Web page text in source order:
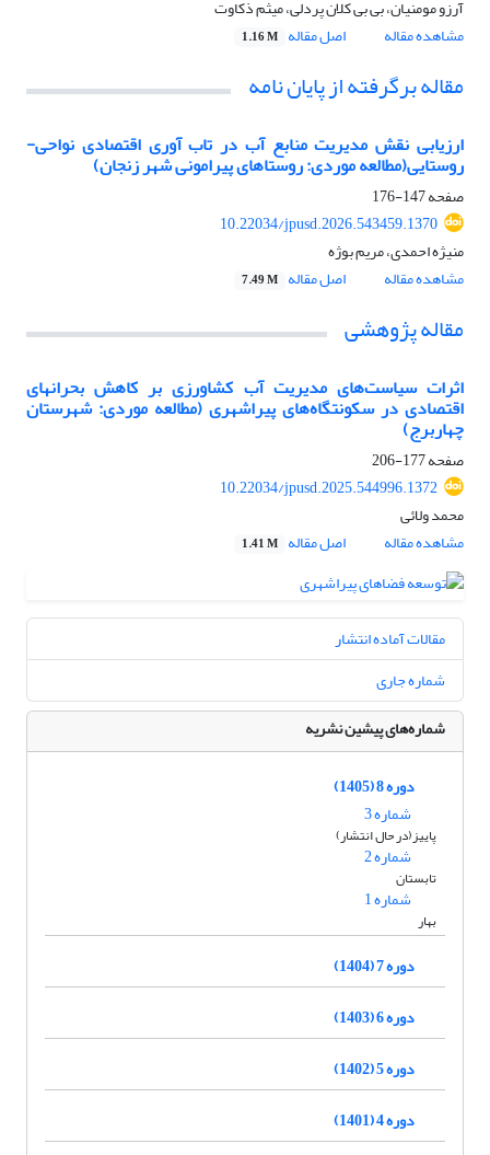
آرزو مومنیان، بی بی کلان پردلی، میثم ذکاوت
مشاهده مقاله
اصل مقاله 1.16 M
مقاله برگرفته از پایان نامه
ارزیابی نقش مدیریت منابع­ آب در تاب ­آوری ­اقتصادی نواحی­
روستایی(مطالعه موردی: روستاهای­ پیرامونی شهر زنجان)
صفحه147-176
10.22034/jpusd.2026.543459.1370
منیژه احمدی، مریم بوژه
مشاهده مقاله
اصل مقاله 7.49 M
مقاله پژوهشی
اثرات سیاست‌های مدیریت آب کشاورزی بر کاهش بحران­های
اقتصادی در سکونتگاه‌های پیراشهری(مطالعه موردی: شهرستان
چهاربرج)
صفحه177-206
10.22034/jpusd.2025.544996.1372
محمد ولائی
مشاهده مقاله
اصل مقاله 1.41 M
مقالات آماده انتشار
شماره جاری
شماره‌های پیشین نشریه
دوره 8 (1405)
شماره 3
پاییز(در حال انتشار)
شماره 2
تابستان
شماره 1
بهار
دوره 7 (1404)
دوره 6 (1403)
دوره 5 (1402)
دوره 4 (1401)